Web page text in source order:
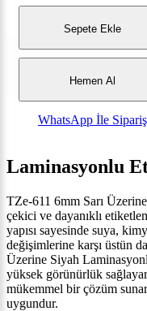
Sepete Ekle
Hemen Al
WhatsApp İle Sipariş
Laminasyonlu
TZe-611 6mm Sarı
çekici ve dayanıklı
yapısı sayesinde suya,
değişimlerine karşı üstün
Üzerine Siyah
yüksek görünürlük
mükemmel bir çözüm
uygundur.